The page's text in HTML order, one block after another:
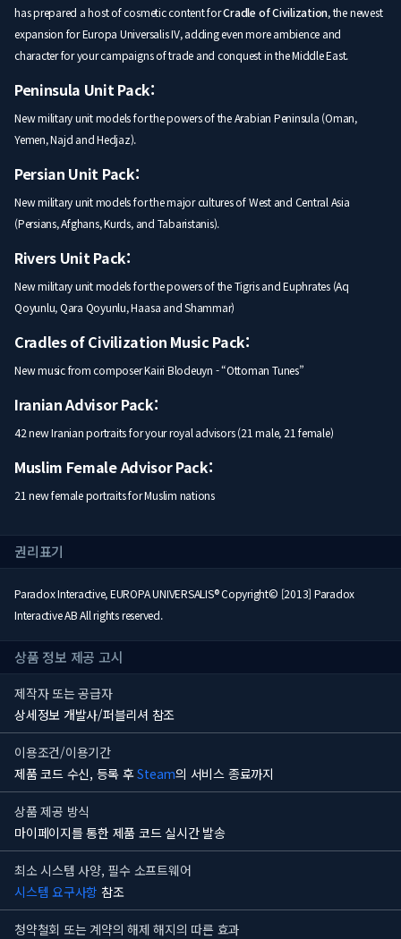
has prepared a host of cosmetic content forCradle of Civilization, the newest
expansion for Europa Universalis IV, adding even more ambience and
character for your campaigns of trade and conquest in the Middle East.
Peninsula Unit Pack:
New military unit models for the powers of the Arabian Peninsula (Oman,
Yemen, Najd and Hedjaz).
Persian Unit Pack:
New military unit models for the major cultures of West and Central Asia
(Persians, Afghans, Kurds, and Tabaristanis).
Rivers Unit Pack:
New military unit models for the powers of the Tigris and Euphrates (Aq
Qoyunlu, Qara Qoyunlu, Haasa and Shammar)
Cradles of Civilization Music Pack:
New music from composer Kairi Blodeuyn - “Ottoman Tunes”
Iranian Advisor Pack:
42 new Iranian portraits for your royal advisors (21 male, 21 female)
Muslim Female Advisor Pack:
21 new female portraits for Muslim nations
권리표기
Paradox Interactive, EUROPA UNIVERSALIS® Copyright© [2013] Paradox
Interactive AB All rights reserved.
상품 정보 제공 고시
제작자 또는 공급자
상세정보 개발사/퍼블리셔 참조
이용조건/이용기간
제품 코드 수신, 등록 후Steam의 서비스 종료까지
상품 제공 방식
마이페이지를 통한 제품 코드 실시간 발송
최소 시스템 사양, 필수 소프트웨어
시스템 요구사항 참조
청약철회 또는 계약의 해제 해지의 따른 효과